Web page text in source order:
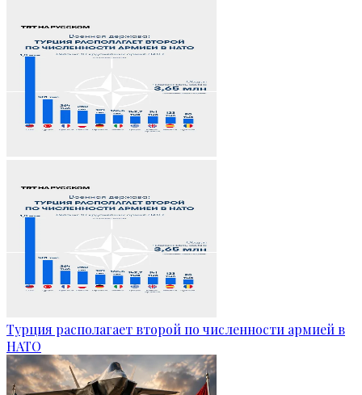
Турция располагает второй по численности армией в
НАТО